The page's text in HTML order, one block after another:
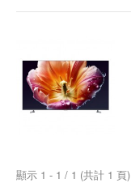
顯示 1 - 1 / 1 (共計 1 頁)